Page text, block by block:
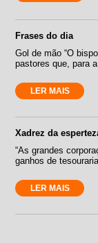
Frases do dia
Gol de mão “O
pastores que, para
LER MAIS
Xadrez da
“As grandes
ganhos de
LER MAIS